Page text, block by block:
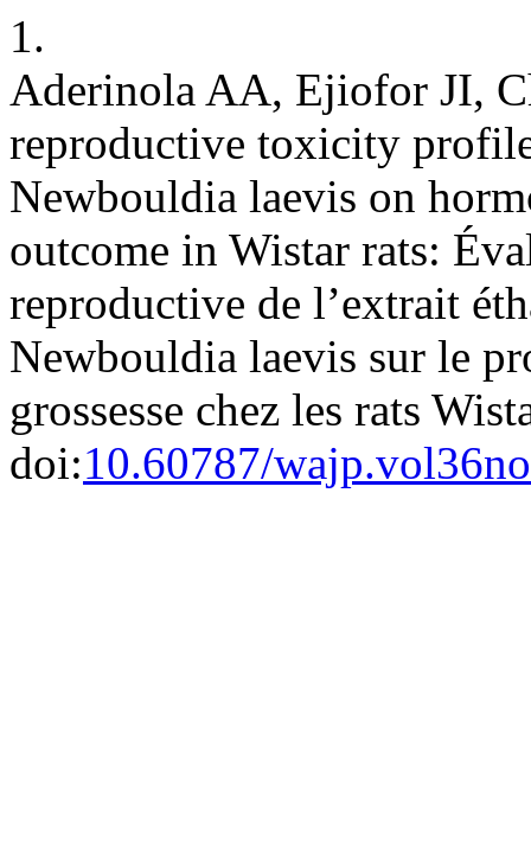
1.
Aderinola AA, Ejiofor JI,
reproductive toxicity
Newbouldia laevis on
outcome in Wistar rats:
reproductive de l’extrait
Newbouldia laevis sur le
grossesse chez les rats
doi:10.60787/